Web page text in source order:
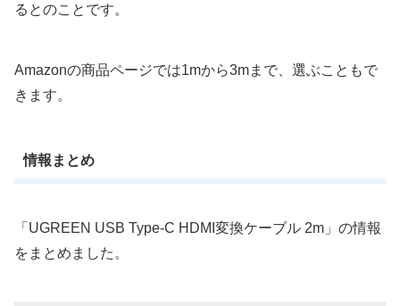
るとのことです。
Amazonの商品ページでは1mから3mまで、選ぶこともで
きます。
情報まとめ
「UGREEN USB Type-C HDMI変換ケーブル 2m」の情報
をまとめました。